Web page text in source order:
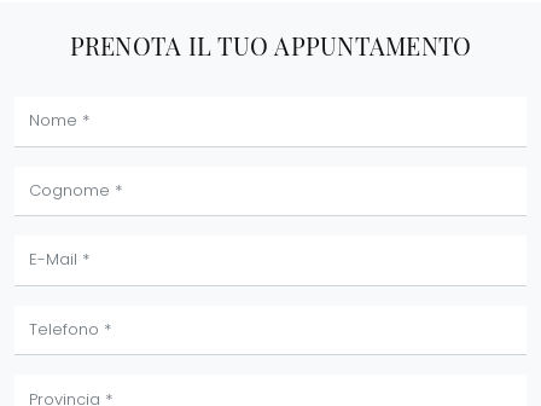
PRENOTA IL TUO APPUNTAMENTO